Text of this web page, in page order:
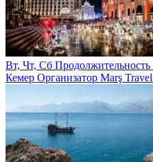
Вт, Чт, Сб Продолжительность
Кемер Организатор Marş Travel